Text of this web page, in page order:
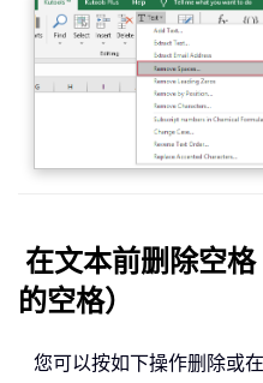
在文本前删除空
的空格）
您可以按如下操作删除或